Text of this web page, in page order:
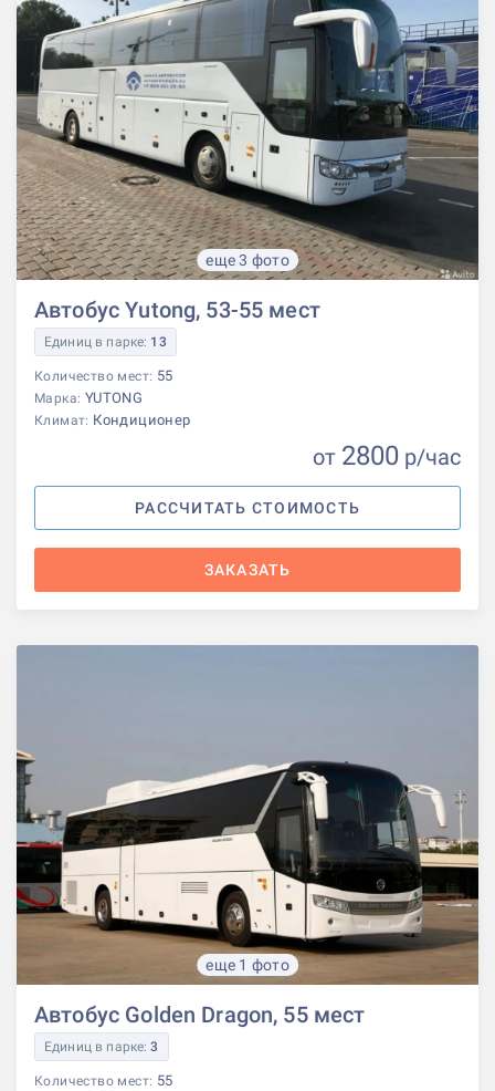
еще 3 фото
Автобус Yutong, 53-55 мест
Единиц в парке: 13
Количество мест: 55
Марка: YUTONG
Климат: Кондиционер
от 2800 р/час
РАССЧИТАТЬ СТОИМОСТЬ
ЗАКАЗАТЬ
еще 1 фото
Автобус Golden Dragon, 55 мест
Единиц в парке:3
Количество мест: 55